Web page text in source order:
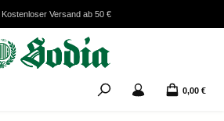
Kostenloser Versand ab 50 €
0,00 €